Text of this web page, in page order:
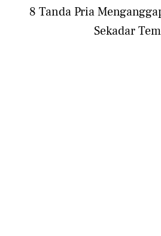
8 Tanda Pria
Sekadar